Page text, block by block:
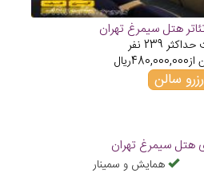
هتل سیمرغ تهران
حداکثر 239 نفر
از480,000,000ریال
رزرو سالن
هتل سیمرغ تهران
همایش و سمینار